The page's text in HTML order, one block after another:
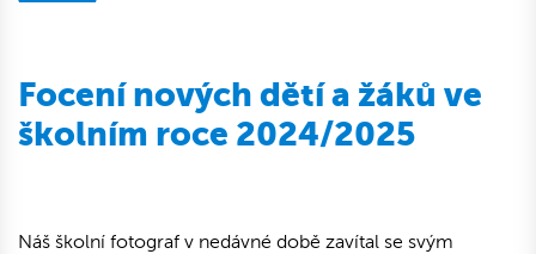
Focení nových dětí a žáků ve
školním roce 2024/2025
Náš školní fotograf v nedávné době zavítal se svým